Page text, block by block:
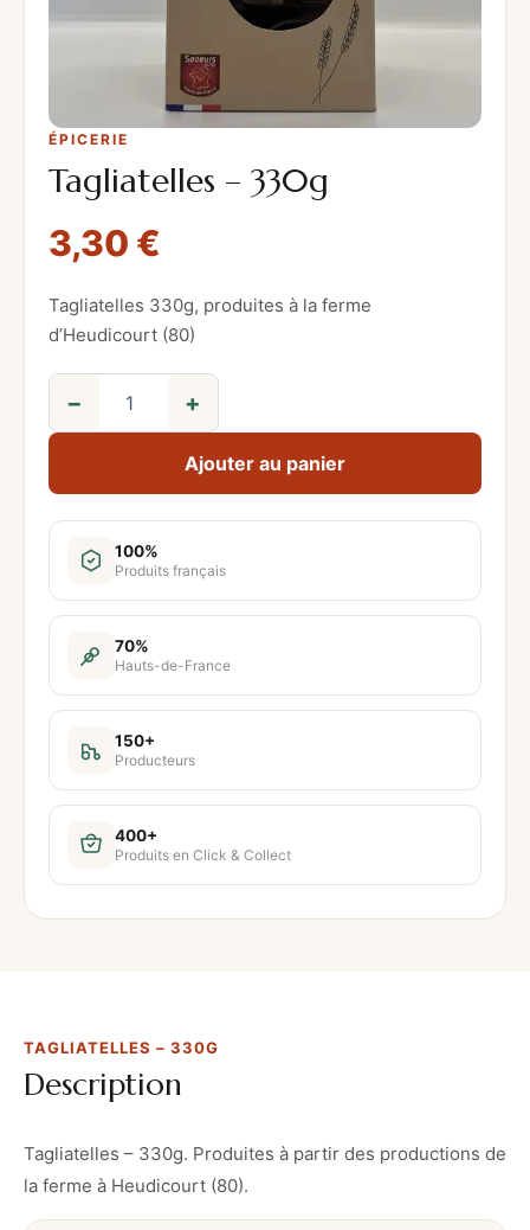
ÉPICERIE
Tagliatelles – 330g
3,30 €
Tagliatelles 330g, produites à la ferme
d’Heudicourt (80)
u
a
g
e
s
3
3
0
− +
Ajouter au panier
100%
Produits français
70%
Hauts-de-France
150+
Producteurs
400+
Produits en Click & Collect
TAGLIATELLES – 330G
Description
Tagliatelles – 330g. Produites à partir des productions de
la ferme à Heudicourt (80).